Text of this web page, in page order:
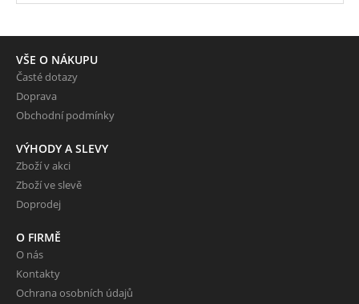
VŠE O NÁKUPU
Časté dotazy
Doprava
Obchodní podmínky
VÝHODY A SLEVY
Zboží v akci
Zboží ve slevě
Doprodej
O FIRMĚ
O nás
Kontakty
Ochrana osobních údajů